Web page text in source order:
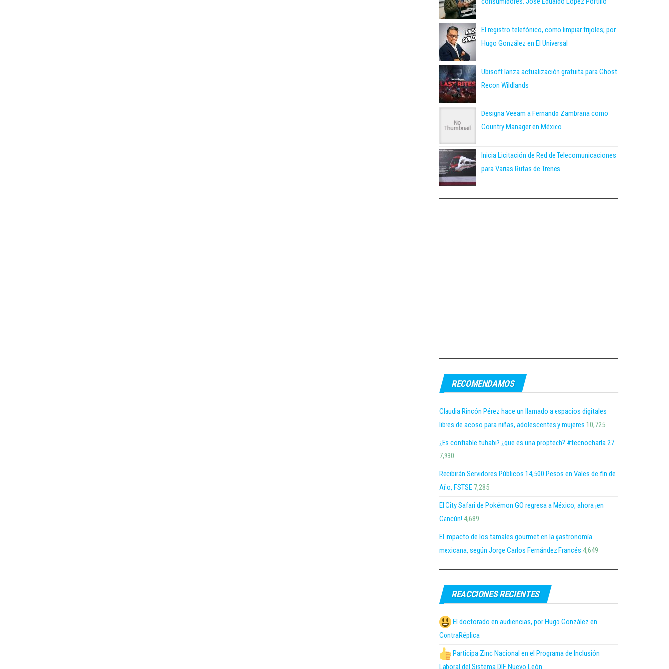
El registro telefónico, como limpiar frijoles; por
Hugo González en El Universal
Ubisoft lanza actualización gratuita para Ghost
Recon Wildlands
Designa Veeam a Fernando Zambrana como
Country Manager en México
Inicia Licitación de Red de Telecomunicaciones
para Varias Rutas de Trenes
RECOMENDAMOS
Claudia Rincón Pérez hace un llamado a espacios digitales
libres de acoso para niñas, adolescentes y mujeres 10,725
¿Es confiable tuhabi? ¿que es una proptech? #tecnocharla 27
7,930
Recibirán Servidores Públicos 14,500 Pesos en Vales de fin de
Año, FSTSE 7,285
El City Safari de Pokémon GO regresa a México, ahora ¡en
Cancún! 4,689
El impacto de los tamales gourmet en la gastronomía
mexicana, según Jorge Carlos Fernández Francés 4,649
REACCIONES RECIENTES
El doctorado en audiencias, por Hugo González en
ContraRéplica
Participa Zinc Nacional en el Programa de Inclusión
Laboral del Sistema DIF Nuevo León